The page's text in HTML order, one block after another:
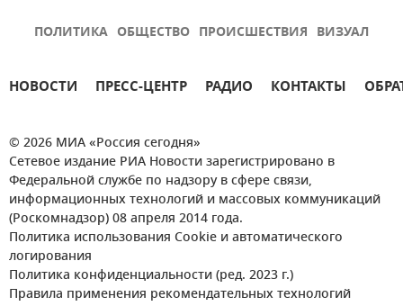
ПОЛИТИКА ОБЩЕСТВО ПРОИСШЕСТВИЯ ВИЗУАЛ
НОВОСТИ ПРЕСС-ЦЕНТР РАДИО КОНТАКТЫ
© 2026 МИА «Россия сегодня»
Сетевое издание РИА Новости зарегистрировано в
Федеральной службе по надзору в сфере связи,
информационных технологий и массовых коммуникаций
(Роскомнадзор) 08 апреля 2014 года.
Политика использования Cookie и автоматического
логирования
Политика конфиденциальности (ред. 2023 г.)
Правила применения рекомендательных технологий